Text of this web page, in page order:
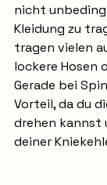
nicht
Kleidung zu
tragen vielen
lockere Hosen
Gerade bei
Vorteil, da du
drehen kannst
deiner